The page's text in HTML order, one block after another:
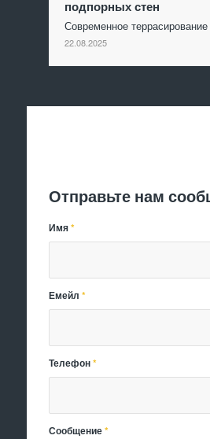
подпорных стен
Современное
22.08.2025
Отправьте нам
Имя*
Емейл*
Телефон*
Сообщение*